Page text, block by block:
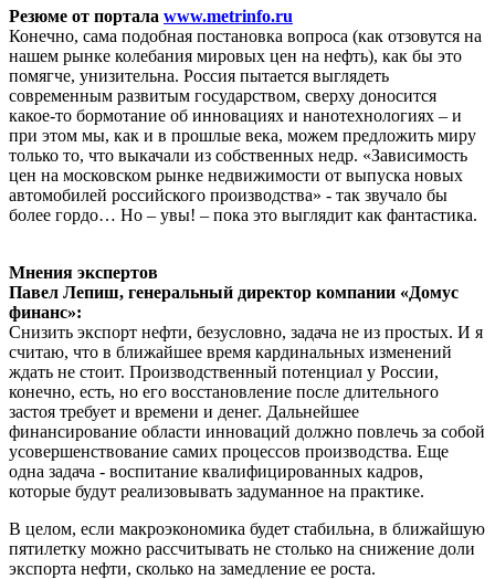
Резюме от портала www.metrinfo.ru
Конечно, сама подобная постановка вопроса (как отзовутся на
нашем рынке колебания мировых цен на нефть), как бы это
помягче, унизительна. Россия пытается выглядеть
современным развитым государством, сверху доносится
какое-то бормотание об инновациях и нанотехнологиях – и
при этом мы, как и в прошлые века, можем предложить миру
только то, что выкачали из собственных недр. «Зависимость
цен на московском рынке недвижимости от выпуска новых
автомобилей российского производства» - так звучало бы
более гордо… Но – увы! – пока это выглядит как фантастика.
Мнения экспертов
Павел Лепиш, генеральный директор компании «Домус
финанс»:
Снизить экспорт нефти, безусловно, задача не из простых. И я
считаю, что в ближайшее время кардинальных изменений
ждать не стоит. Производственный потенциал у России,
конечно, есть, но его восстановление после длительного
застоя требует и времени и денег. Дальнейшее
финансирование области инноваций должно повлечь за собой
усовершенствование самих процессов производства. Еще
одна задача - воспитание квалифицированных кадров,
которые будут реализовывать задуманное на практике.
В целом, если макроэкономика будет стабильна, в ближайшую
пятилетку можно рассчитывать не столько на снижение доли
экспорта нефти, сколько на замедление ее роста.